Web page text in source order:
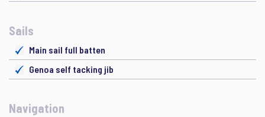
Sails
Main sail full batten
Genoa self tacking jib
Navigation